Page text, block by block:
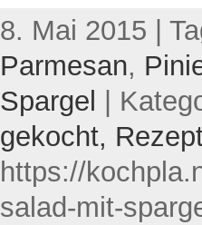
8. Mai 2015 |
Parmesan,
Spargel
|
gekocht,
https://
salad-mit-